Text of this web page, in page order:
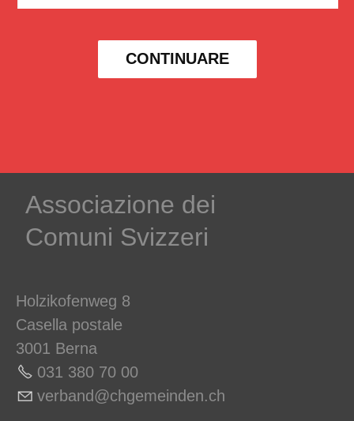
CONTINUARE
Associazione dei
Comuni Svizzeri
Holzikofenweg 8
Casella postale
3001 Berna
031 380 70 00
v rb nd chg m nd n ch